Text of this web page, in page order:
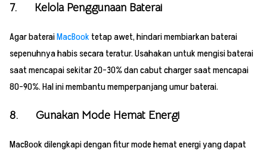
7. Kelola Penggunaan Baterai
Agar bateraiMacBooktetap awet, hindari membiarkan baterai
sepenuhnya habis secara teratur. Usahakan untuk mengisi baterai
saat mencapai sekitar 20-30% dan cabut charger saat mencapai
80-90%. Hal ini membantu memperpanjang umur baterai.
8. Gunakan Mode Hemat Energi
MacBook dilengkapi dengan fitur mode hemat energi yang dapat